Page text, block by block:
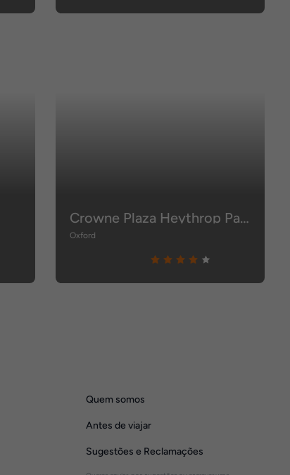
Crowne Plaza Heythrop Park - Oxford
Oxford
Quem somos
Antes de viajar
Sugestões e Reclamações